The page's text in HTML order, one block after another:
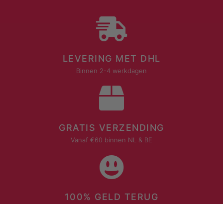
LEVERING MET DHL
Binnen 2-4 werkdagen
GRATIS VERZENDING
Vanaf €60 binnen NL & BE
100% GELD TERUG